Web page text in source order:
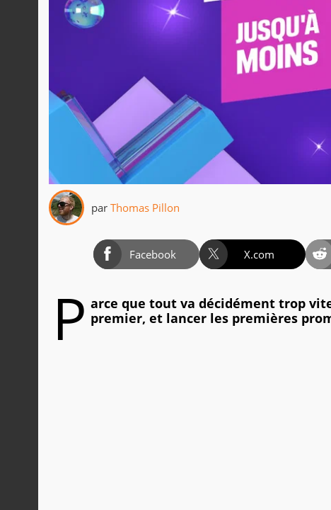
par Thomas Pillon
Facebook X.com
P arce que tout va décidément trop
premier, et lancer les premières